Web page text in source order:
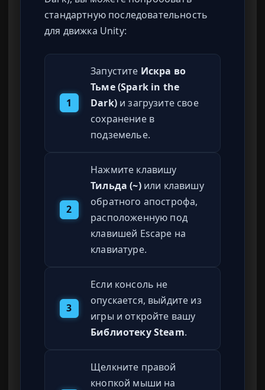
стандартную последовательность
для движка Unity:
1
Запустите Искра во
Тьме (Spark in the
Dark)и загрузите свое
сохранение в
подземелье.
2
Нажмите клавишу
Тильда (~)или клавишу
обратного апострофа,
расположенную под
клавишей Escape на
клавиатуре.
3
Если консоль не
опускается, выйдите из
игры и откройте вашу
Библиотеку Steam.
Щелкните правой
кнопкой мыши на